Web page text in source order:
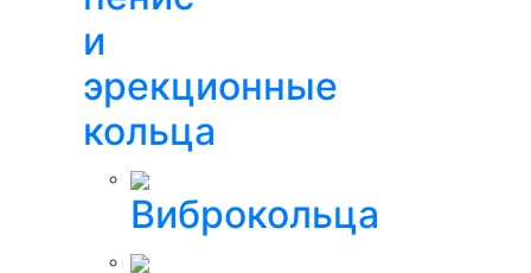
и
эрекционные
кольца
Виброкольца